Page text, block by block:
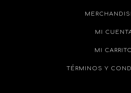
MI
MI
TÉRMINOS Y